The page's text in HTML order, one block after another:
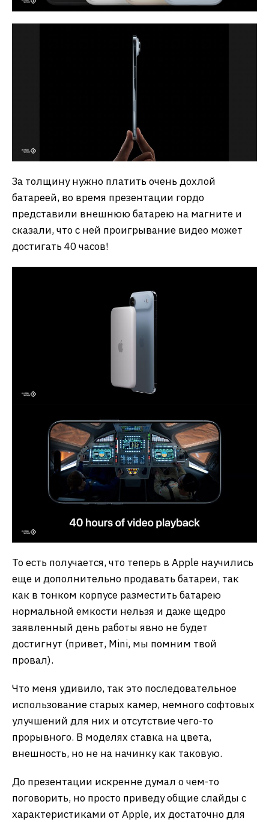
За толщину нужно платить очень дохлой
батареей, во время презентации гордо
представили внешнюю батарею на магните и
сказали, что с ней проигрывание видео может
достигать 40 часов!
То есть получается, что теперь в Apple научились
еще и дополнительно продавать батареи, так
как в тонком корпусе разместить батарею
нормальной емкости нельзя и даже щедро
заявленный день работы явно не будет
достигнут (привет, Mini, мы помним твой
провал).
Что меня удивило, так это последовательное
использование старых камер, немного софтовых
улучшений для них и отсутствие чего-то
прорывного. В моделях ставка на цвета,
внешность, но не на начинку как таковую.
До презентации искренне думал о чем-то
поговорить, но просто приведу общие слайды с
характеристиками от Apple, их достаточно для